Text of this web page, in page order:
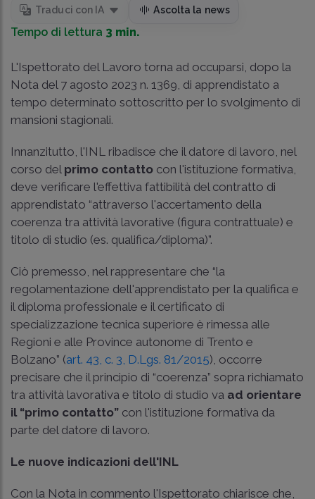
Traduci con IA Ascolta la news
Tempo di lettura 3 min.
L'Ispettorato del Lavoro torna ad occuparsi, dopo la
Nota del 7 agosto 2023 n. 1369 , di apprendistato a
tempo determinato sottoscritto per lo svolgimento di
mansioni stagionali.
Innanzitutto, l'INL ribadisce che il datore di lavoro, nel
corso del primo contatto con l'istituzione formativa,
deve verificare l'effettiva fattibilità del contratto di
apprendistato “attraverso l'accertamento della
coerenza tra attività lavorative (figura contrattuale) e
titolo di studio (es. qualifica/diploma)”.
Ciò premesso, nel rappresentare che “la
regolamentazione dell'apprendistato per la qualifica e
il diploma professionale e il certificato di
specializzazione tecnica superiore è rimessa alle
Regioni e alle Province autonome di Trento e
Bolzano” (art. 43, c. 3, D.Lgs. 81/2015), occorre
precisare che il principio di “coerenza” sopra richiamato
tra attività lavorativa e titolo di studio va ad orientare
il “primo contatto” con l'istituzione formativa da
parte del datore di lavoro.
Le nuove indicazioni dell'INL
Con la Nota in commento l'Ispettorato chiarisce che,